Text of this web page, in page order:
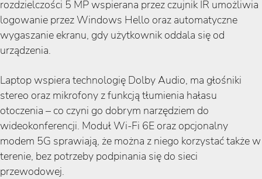
rozdzielczości 5 MP wspierana przez czujnik IR umożliwia
logowanie przez Windows Hello oraz automatyczne
wygaszanie ekranu, gdy użytkownik oddala się od
urządzenia.
Laptop wspiera technologię Dolby Audio, ma głośniki
stereo oraz mikrofony z funkcją tłumienia hałasu
otoczenia – co czyni go dobrym narzędziem do
wideokonferencji. Moduł Wi-Fi 6E oraz opcjonalny
modem 5G sprawiają, że można z niego korzystać także w
terenie, bez potrzeby podpinania się do sieci
przewodowej.